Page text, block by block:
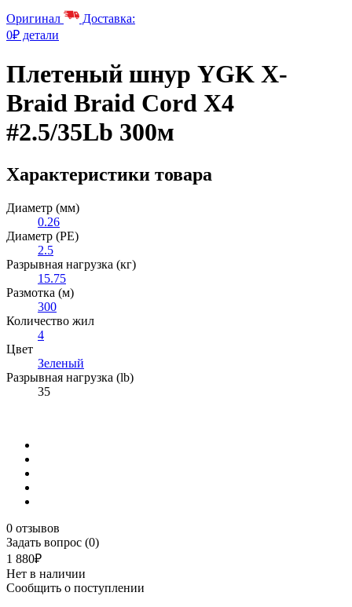
Оригинал
Доставка:
0₽ детали
Плетеный шнур YGK X-
Braid Braid Cord X4
#2.5/35Lb 300м
Характеристики товара
Диаметр (мм)
0.26
Диаметр (PE)
2.5
Разрывная нагрузка (кг)
15.75
Размотка (м)
300
Количество жил
4
Цвет
Зеленый
Разрывная нагрузка (lb)
35
0 отзывов
Задать вопрос (0)
1 880₽
Нет в наличии
Сообщить о поступлении